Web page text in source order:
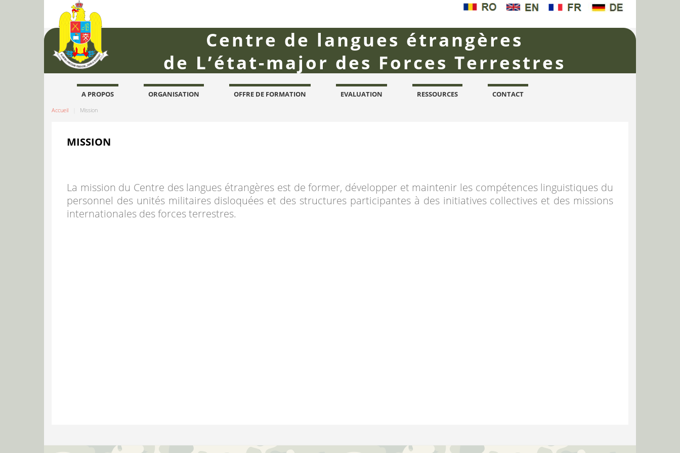
Centre de langues étrangères
de L’état-major des Forces Terrestres
A PROPOS ORGANISATION OFFRE DE FORMATION EVALUATION RESSOURCES CONTACT
Accueil Mission
MISSION
La mission du Centre des langues étrangères est de former, développer et maintenir les compétences linguistiques du
personnel des unités militaires disloquées et des structures participantes à des initiatives collectives et des missions
internationales des forces terrestres.